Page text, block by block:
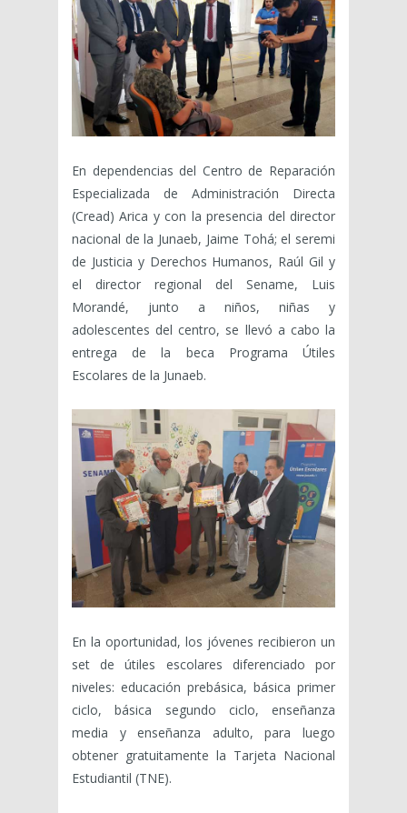
En dependencias del Centro de Reparación
Especializada de Administración Directa
(Cread) Arica y con la presencia del director
nacional de la Junaeb, Jaime Tohá; el seremi
de Justicia y Derechos Humanos, Raúl Gil y
el director regional del Sename, Luis
Morandé, junto a niños, niñas y
adolescentes del centro, se llevó a cabo la
entrega de la beca Programa Útiles
Escolares de la Junaeb.
En la oportunidad, los jóvenes recibieron un
set de útiles escolares diferenciado por
niveles: educación prebásica, básica primer
ciclo, básica segundo ciclo, enseñanza
media y enseñanza adulto, para luego
obtener gratuitamente la Tarjeta Nacional
Estudiantil (TNE).